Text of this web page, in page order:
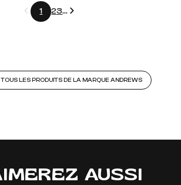
Précédent
1 23... Suivant
TOUS LES PRODUITS DE LA MARQUE ANDREWS
AUSSI